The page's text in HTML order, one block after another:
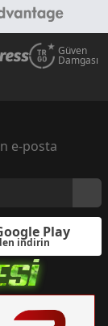
Güven
Damgası
e-posta
Play
indirin